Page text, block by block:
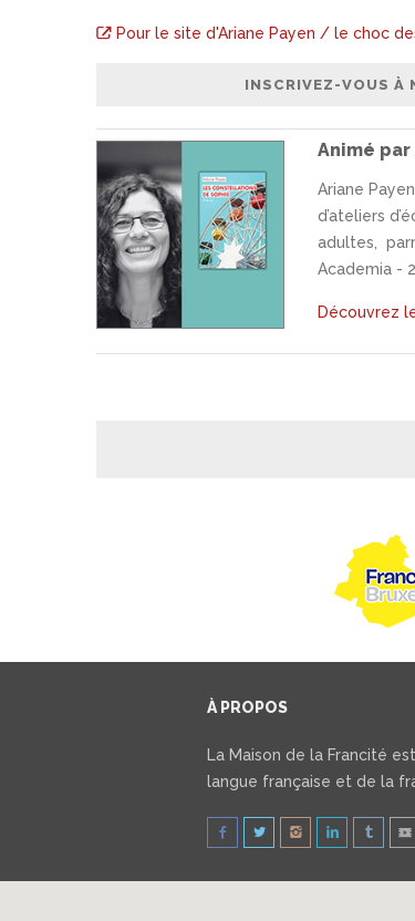
Pour le site d'Ariane Payen / le choc
Animé par
Ariane
d’ateliers
adultes,
Academia -
Découvrez
À PROPOS
La Maison de la Francité
langue française et de la